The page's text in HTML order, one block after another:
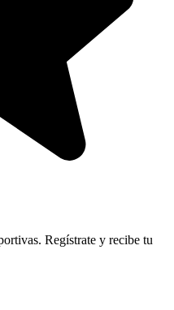
Regístrate y recibe tu